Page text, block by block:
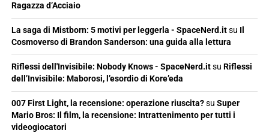
Ragazza d’Acciaio
La saga di Mistborn: 5 motivi per leggerla - SpaceNerd.itsu Il
Cosmoverso di Brandon Sanderson: una guida alla lettura
Riflessi dell'Invisibile: Nobody Knows - SpaceNerd.itsu Riflessi
dell’Invisibile: Maborosi, l’esordio di Kore’eda
007 First Light, la recensione: operazione riuscita?su Super
Mario Bros: Il film, la recensione: Intrattenimento per tutti i
videogiocatori